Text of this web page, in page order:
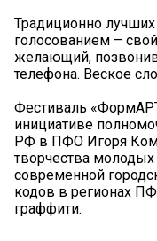
Традиционно
голосованием –
желающий,
телефона. Веское
Фестиваль
инициативе
РФ в ПФО Игоря
творчества
современной
кодов в регионах
граффити.